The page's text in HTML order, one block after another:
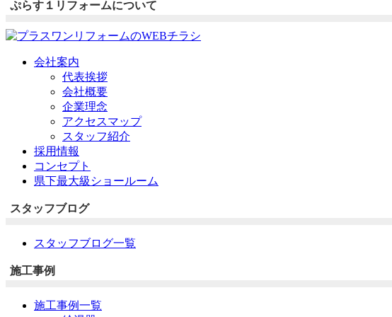
ぷらす１リフォームについて
会社案内
代表挨拶
会社概要
企業理念
アクセスマップ
スタッフ紹介
採用情報
コンセプト
県下最大級ショールーム
スタッフブログ
スタッフブログ一覧
施工事例
施工事例一覧